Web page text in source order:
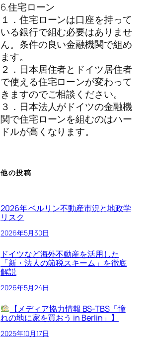
6.住宅ローン
１．住宅ローンは口座を持って
いる銀行で組む必要はありませ
ん。条件の良い金融機関で組め
ます。
２．日本居住者とドイツ居住者
で使える住宅ローンが変わって
きますのでご相談ください。
３．日本法人がドイツの金融機
関で住宅ローンを組むのはハー
ドルが高くなります。
他の投稿
2026年 ベルリン不動産市況と地政学
リスク
2026年5月30日
ドイツなど海外不動産を活用した
「新・法人の節税スキーム」を徹底
解説
2026年5月24日
【メディア協力情報 BS-TBS「憧
れの地に家を買おう in Berlin」】
2025年10月17日